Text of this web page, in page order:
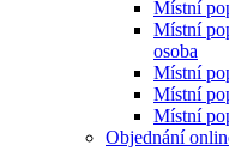
Místní
Místní
osoba
Místní
Místní
Místní
Objednání